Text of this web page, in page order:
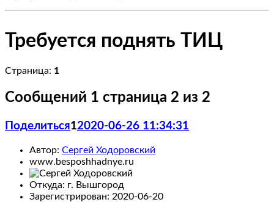
Требуется поднять ТИЦ
Страница: 1
Сообщений 1 страница 2 из 2
Поделиться12020-06-26 11:34:31
Автор: Сергей Ходоровский
www.besposhhadnye.ru
Откуда: г. Вышгород
Зарегистрирован: 2020-06-20